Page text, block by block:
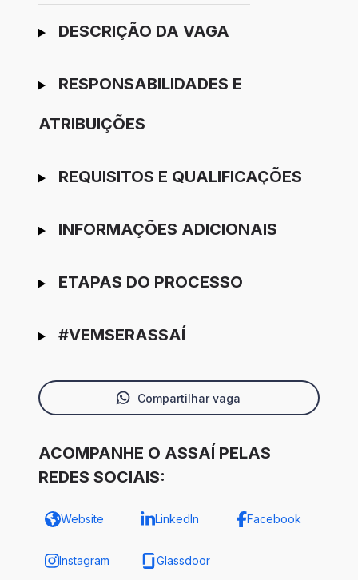
Ir para candidatura
DESCRIÇÃO DA VAGA
RESPONSABILIDADES E
ATRIBUIÇÕES
REQUISITOS E QUALIFICAÇÕES
INFORMAÇÕES ADICIONAIS
ETAPAS DO PROCESSO
#VEMSERASSAÍ
Compartilhar vaga
ACOMPANHE O ASSAÍ PELAS
REDES SOCIAIS:
Website LinkedIn Facebook
Instagram Glassdoor